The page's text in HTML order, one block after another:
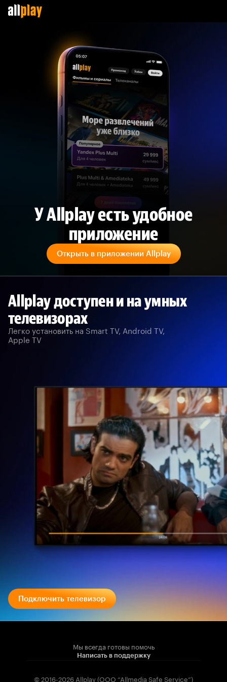
У Allplay есть удобное
приложение
Открыть в приложении Allplay
Allplay доступен и на умных
телевизорах
Легко установить на Smart TV, Android TV,
Apple TV
Подключить телевизор
Мы всегда готовы помочь
Написать в поддержку
© 2016-2026 Allplay (OOO “Allmedia Safe Service”)